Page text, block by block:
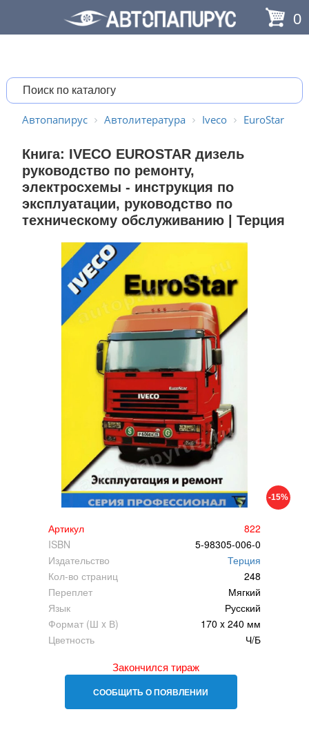
0
Автопапирус Автолитература Iveco EuroStar
Книга: IVECO EUROSTAR дизель
руководство по ремонту,
электросхемы - инструкция по
эксплуатации, руководство по
техническому обслуживанию | Терция
-15%
Артикул
822
ISBN
5-98305-006-0
Издательство
Терция
Кол-во страниц
248
Переплет
Мягкий
Язык
Русский
Формат (Ш x В)
170 x 240 мм
Цветность
Ч/Б
Закончился тираж
СООБЩИТЬ О ПОЯВЛЕНИИ